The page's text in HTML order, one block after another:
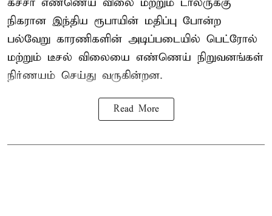
கச்சா எண்ணெய் விலை மற்றும் டாலருக்கு
நிகரான இந்திய ரூபாயின் மதிப்பு போன்ற
பல்வேறு காரணிகளின் அடிப்படையில் பெட்ரோல்
மற்றும் டீசல் விலையை எண்ணெய் நிறுவனங்கள்
நிர்ணயம் செய்து வருகின்றன.
Read More